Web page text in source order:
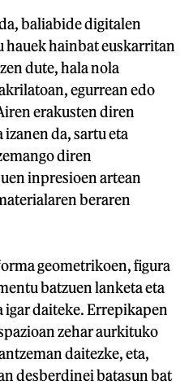
baliabide digitalen
hauek hainbat euskarritan
dute, hala nola
egurrean edo
erakusten diren
da, sartu eta
diren
inpresioen artean
beraren
geometrikoen, figura
batzuen lanketa eta
igar daiteke. Errepikapen
zehar aurkituko
daitezke, eta,
desberdinei batasun bat